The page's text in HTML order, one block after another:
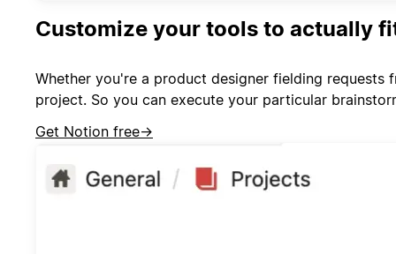
Customize your tools to actually
Whether you're a product designer fielding
project. So you can execute your particular
Get Notion free→